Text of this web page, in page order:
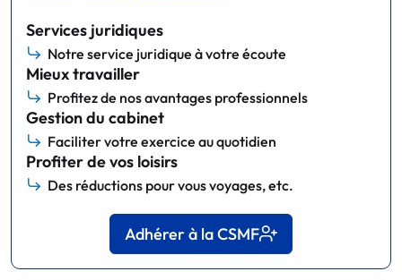
Services juridiques
Notre service juridique à votre écoute
Mieux travailler
Profitez de nos avantages professionnels
Gestion du cabinet
Faciliter votre exercice au quotidien
Profiter de vos loisirs
Des réductions pour vous voyages, etc.
Adhérer à la CSMF